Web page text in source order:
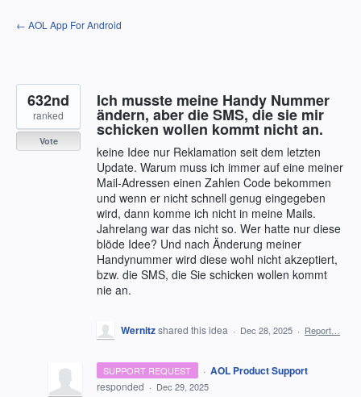
Skip
to
← AOL App For Android
Ich musste meine Handy Nummer
ändern, aber die SMS, die sie mir
schicken wollen kommt nicht an.
keine Idee nur Reklamation seit dem letzten
Update. Warum muss ich immer auf eine meiner
Mail-Adressen einen Zahlen Code bekommen
und wenn er nicht schnell genug eingegeben
wird, dann komme ich nicht in meine Mails.
Jahrelang war das nicht so. Wer hatte nur diese
blöde Idee? Und nach Änderung meiner
Handynummer wird diese wohl nicht akzeptiert,
bzw. die SMS, die Sie schicken wollen kommt
nie an.
632nd
ranked
Vote
Wernitzshared this idea · Dec 28, 2025 · Report…
SUPPORT REQUEST · AOL Product Support
responded · Dec 29, 2025